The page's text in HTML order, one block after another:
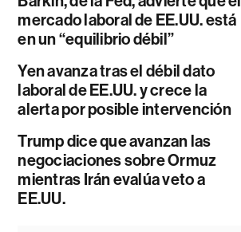
mercado laboral de EE.UU. está
en un “equilibrio débil”
Yen avanza tras el débil dato
laboral de EE.UU. y crece la
alerta por posible intervención
Trump dice que avanzan las
negociaciones sobre Ormuz
mientras Irán evalúa veto a
EE.UU.